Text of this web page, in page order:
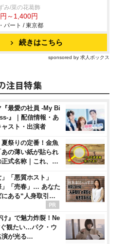
み/菜の花葛飾
～1,400円
パート / 東京都
続きはこちら
sponsored by 求人ボックス
最愛の社員 -My Bi
』｜配信情報・あ
ャスト・出演者
夏祭りの定番！金魚
の薄い紙が貼られ
正式名称｜これ、…
」「悪質ホスト」
」「売春」… あなた
にある“人身取引…
け』で魅力炸裂！Ne
観たい…パク・ウ
演が光る…